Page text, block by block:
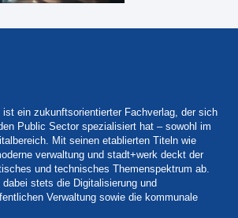
ist ein zukunftsorientierter Fachverlag, der sich
Public Sector spezialisiert hat – sowohl im
Mit seinen etablierten Titeln wie
verwaltung und stadt+werk deckt der
und technisches Themenspektrum ab.
stets die Digitalisierung und
Verwaltung sowie die kommunale